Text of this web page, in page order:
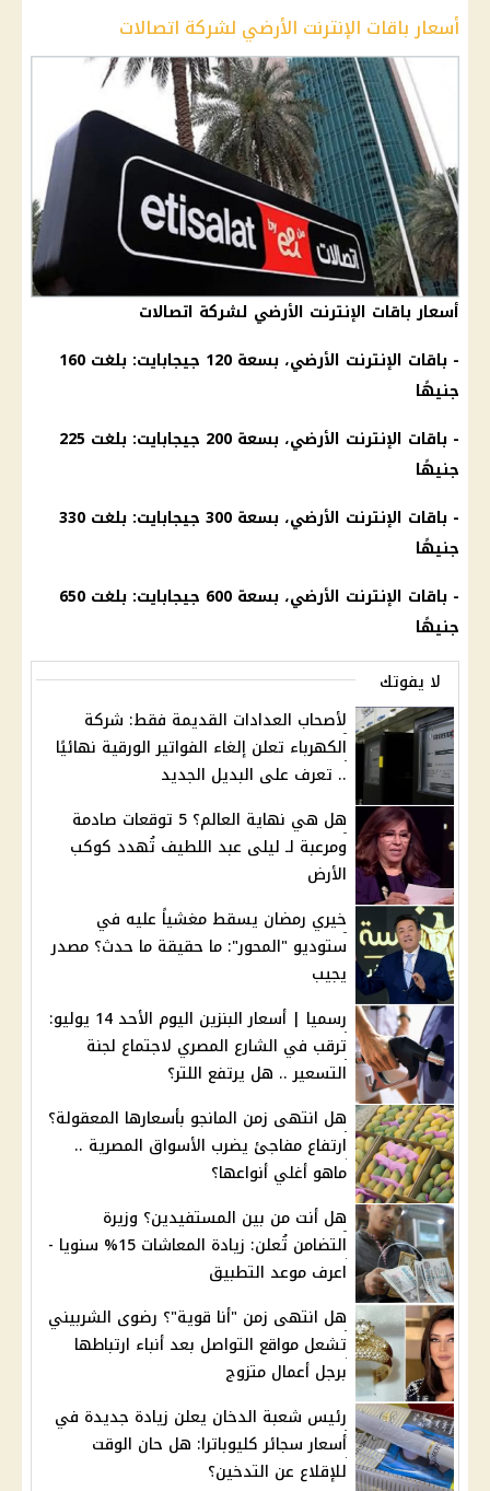
أسعار باقات الإنترنت الأرضي لشركة اتصالات
أسعار باقات الإنترنت الأرضي لشركة اتصالات
- باقات الإنترنت الأرضي، بسعة 120 جيجابايت: بلغت 160
جنيهًا
- باقات الإنترنت الأرضي، بسعة 200 جيجابايت: بلغت 225
جنيهًا
- باقات الإنترنت الأرضي، بسعة 300 جيجابايت: بلغت 330
جنيهًا
- باقات الإنترنت الأرضي، بسعة 600 جيجابايت: بلغت 650
جنيهًا
لا يفوتك
لأصحاب العدادات القديمة فقط: شركة
الكهرباء تعلن إلغاء الفواتير الورقية نهائيًا
.. تعرف على البديل الجديد
هل هي نهاية العالم؟ 5 توقعات صادمة
ومرعبة لـ ليلى عبد اللطيف تُهدد كوكب
الأرض
خيري رمضان يسقط مغشياً عليه في
ستوديو "المحور": ما حقيقة ما حدث؟ مصدر
يجيب
رسميا | أسعار البنزين اليوم الأحد 14 يوليو:
ترقب في الشارع المصري لاجتماع لجنة
التسعير .. هل يرتفع اللتر؟
هل انتهى زمن المانجو بأسعارها المعقولة؟
ارتفاع مفاجئ يضرب الأسواق المصرية ..
ماهو أغلي أنواعها؟
هل أنت من بين المستفيدين؟ وزيرة
التضامن تُعلن: زيادة المعاشات 15% سنويا -
اعرف موعد التطبيق
هل انتهى زمن "أنا قوية"؟ رضوى الشربيني
تشعل مواقع التواصل بعد أنباء ارتباطها
برجل أعمال متزوج
رئيس شعبة الدخان يعلن زيادة جديدة في
أسعار سجائر كليوباترا: هل حان الوقت
للإقلاع عن التدخين؟